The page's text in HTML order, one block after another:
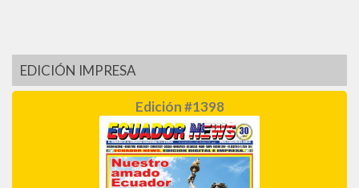
EDICIÓN IMPRESA
Edición #1398